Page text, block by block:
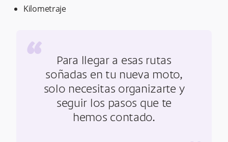
Kilometraje
“
Para llegar a esas rutas
soñadas en tu nueva moto,
solo necesitas organizarte y
seguir los pasos que te
hemos contado.